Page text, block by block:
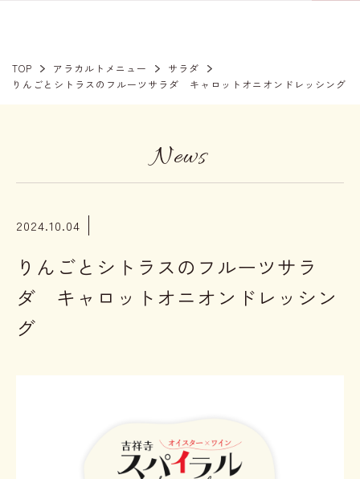
TOP アラカルトメニュー
サラダ
りんごとシトラスのフルーツサラダ キャロットオニオンドレッシング
News
2024.10.04
りんごとシトラスのフルーツサラ
ダ キャロットオニオンドレッシン
グ